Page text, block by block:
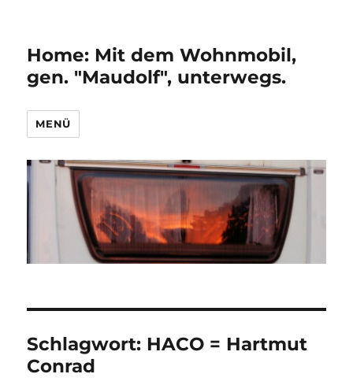
Home: Mit dem Wohnmobil,
gen. "Maudolf", unterwegs.
MENÜ
Schlagwort: HACO = Hartmut
Conrad